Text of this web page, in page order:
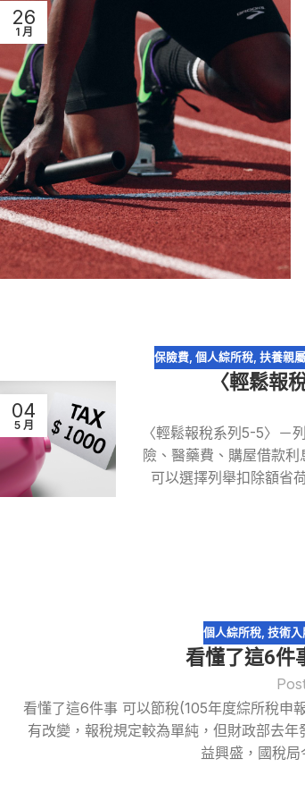
26
1 月
04
5 月
保險費, 個人綜所稅, 扶養親
〈輕鬆報
〈輕鬆報稅系列5-5〉－
險、醫藥費、購屋借款
可以選擇列舉扣除額省
個人綜所稅,技術入
看懂了這6件
看懂了這6件事 可以節稅(105年度綜所稅申
有改變，報稅規定較為單純，但財政部去
益興盛，國稅